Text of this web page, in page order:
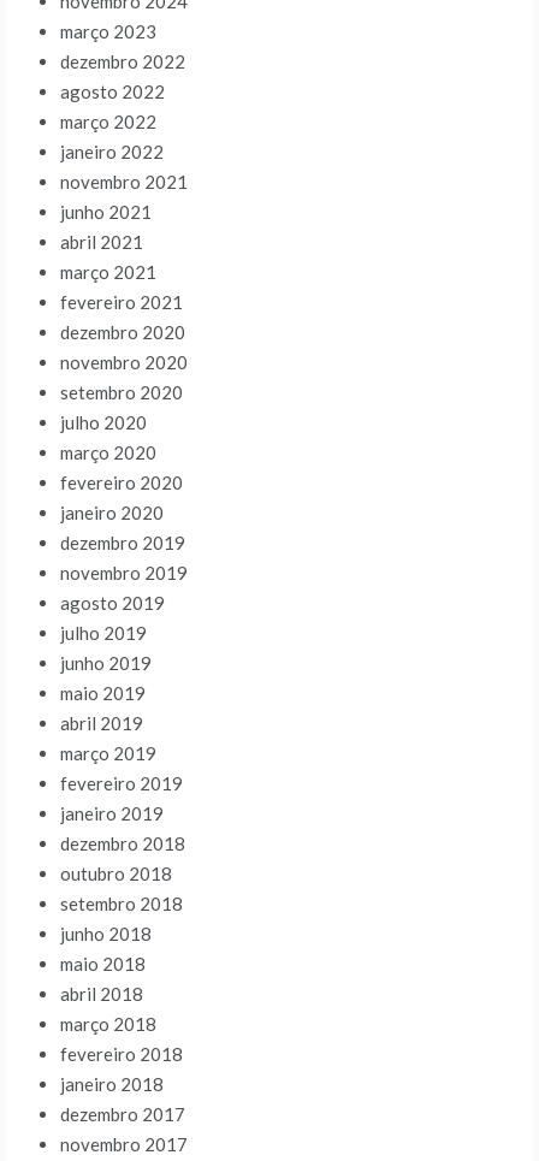
março 2023
dezembro 2022
agosto 2022
março 2022
janeiro 2022
novembro 2021
junho 2021
abril 2021
março 2021
fevereiro 2021
dezembro 2020
novembro 2020
setembro 2020
julho 2020
março 2020
fevereiro 2020
janeiro 2020
dezembro 2019
novembro 2019
agosto 2019
julho 2019
junho 2019
maio 2019
abril 2019
março 2019
fevereiro 2019
janeiro 2019
dezembro 2018
outubro 2018
setembro 2018
junho 2018
maio 2018
abril 2018
março 2018
fevereiro 2018
janeiro 2018
dezembro 2017
novembro 2017